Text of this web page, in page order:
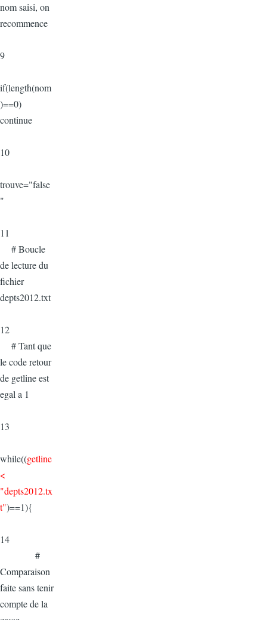
nom saisi, on
recommence
9
if(length(nom
)==0)
continue
10
trouve="false
"
11
# Boucle
de lecture du
fichier
depts2012.txt
12
# Tant que
le code retour
de getline est
egal a 1
13
while((getline
<
"depts2012.tx
t")==1){
14
#
Comparaison
faite sans tenir
compte de la